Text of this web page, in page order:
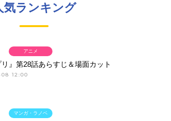
気ランキング
』第28話あらすじ＆場面カット
12:00
アニメ
マンガ・ラノベ